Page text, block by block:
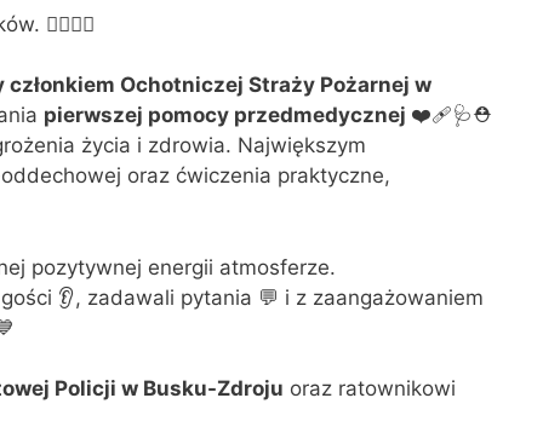
🙋‍♀️🙋‍♂️
Ochotniczej Straży Pożarnej w
pierwszej pomocy przedmedycznej ❤‍🩹🩺⛑️
życia i zdrowia. Największym
oraz ćwiczenia praktyczne,
pozytywnej energii atmosferze.
👂, zadawali pytania 💬 i z zaangażowaniem
Policji w Busku-Zdroju oraz ratownikowi